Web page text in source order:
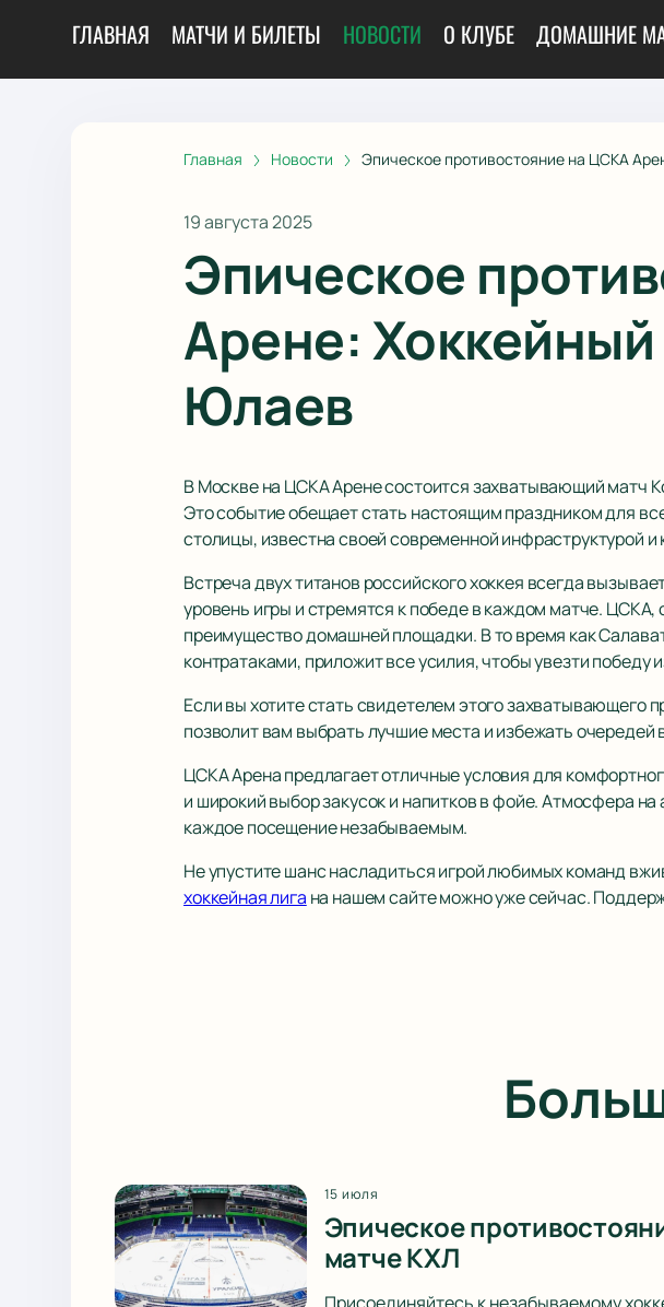
ГЛАВНАЯ МАТЧИ И БИЛЕТЫ НОВОСТИ О КЛУБЕ ДОМАШНИЕ
Главная Новости Эпическое противостояние на ЦСКА
19 августа 2025
Эпическое
Арене:
Юлаев
В Москве на ЦСКА Арене состоится захватывающий матч
Это событие обещает стать настоящим праздником для
столицы, известна своей современной инфраструктурой
Встреча двух титанов российского хоккея всегда
уровень игры и стремятся к победе в каждом матче.
преимущество домашней площадки. В то время как
контратаками, приложит все усилия, чтобы увезти победу
Если вы хотите стать свидетелем этого захватывающего
позволит вам выбрать лучшие места и избежать очередей
ЦСКА Арена предлагает отличные условия для
и широкий выбор закусок и напитков в фойе. Атмосфера
каждое посещение незабываемым.
Не упустите шанс насладиться игрой любимых команд
хоккейная лига на нашем сайте можно уже сейчас.
15 июля
Эпическое
матче КХЛ